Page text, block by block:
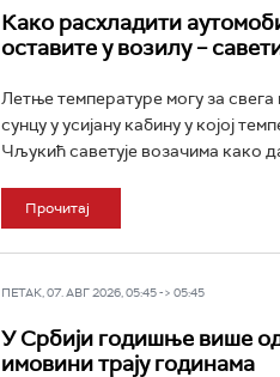
Како расхладити
оставите у возилу –
Летње температуре могу за
сунцу у усијану кабину у којој
Чљукић саветује возачима како
Прочитај
ПЕТАК, 07. АВГ 2026, 05:45 -> 05:45
У Србији годишње више
имовини трају годинама